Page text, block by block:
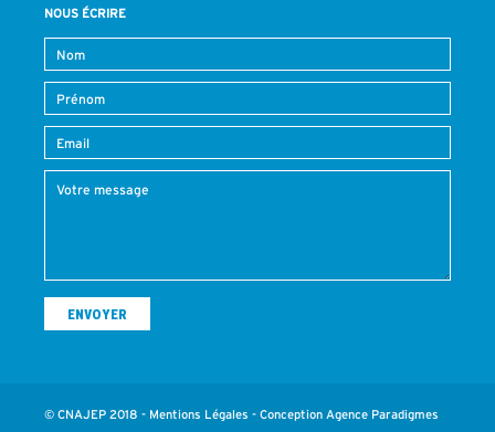
NOUS ÉCRIRE
© CNAJEP 2018 - Mentions Légales - Conception Agence Paradigmes